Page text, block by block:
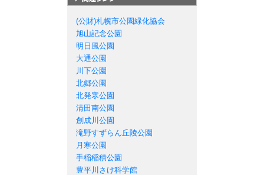
(公財)札幌市公園緑化協会
旭山記念公園
明日風公園
大通公園
川下公園
北郷公園
北発寒公園
清田南公園
創成川公園
滝野すずらん丘陵公園
月寒公園
手稲稲積公園
豊平川さけ科学館